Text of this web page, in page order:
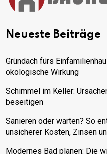
Neueste Beiträge
Gründach fürs
ökologische Wirkung
Schimmel im Keller:
beseitigen
Sanieren oder warten? So
unsicherer Kosten, Zinsen
Modernes Bad planen: Die